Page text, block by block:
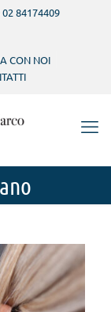
02 84174409
CON NOI